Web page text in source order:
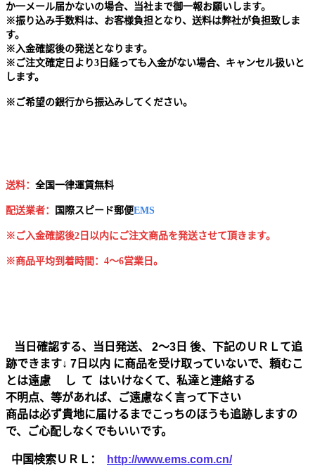
か一メール届かないの場合、当社まで御一報お願いします。
※振り込み手数料は、お客様負担となり、送料は弊社が負担致しま
す。
※ 入金確認後の発送となります。
※ ご注文確定日より3日経っても入金がない場合、キャンセル扱いと
します。
※ ご希望の銀行から振込みしてください。
送料： 全国一律運賃無料
配送業者： 国 際スピード郵便EMS
※ご入金確認後2日以内にご注文商品を発送させて頂きます。
※商品平均到着時間：4～6営業日。
当日確認する、当日発送、 2～3日 後、下記のＵＲＬて追
跡できます↓ 7日以内 に商品を受け取っていないで、頼むこ
とは遠慮 し て はいけなくて、私達と連絡する
不明点、等があれば、ご遠慮なく言って下さい
商品は必ず貴地に届けるまでこっちのほうも追跡しますの
で、ご心配しなくでもいいです。
中国検索ＵＲＬ： http://www.ems.com.cn/